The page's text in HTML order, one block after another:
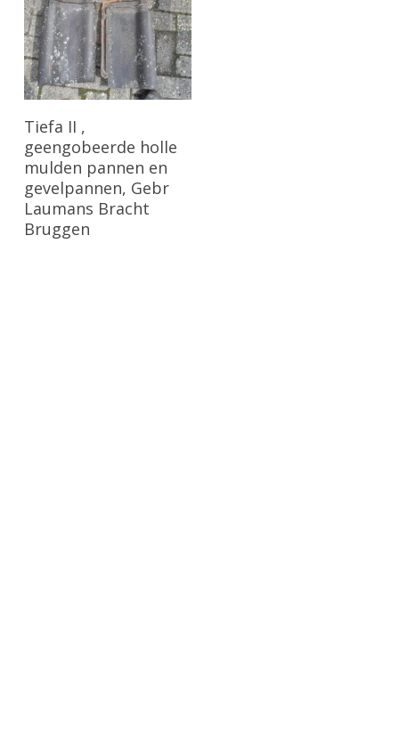
Bekijk Product
Tiefa II ,
geengobeerde holle
mulden pannen en
gevelpannen, Gebr
Laumans Bracht
Bruggen